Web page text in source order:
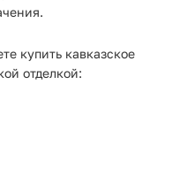
купить кавказское
отделкой: